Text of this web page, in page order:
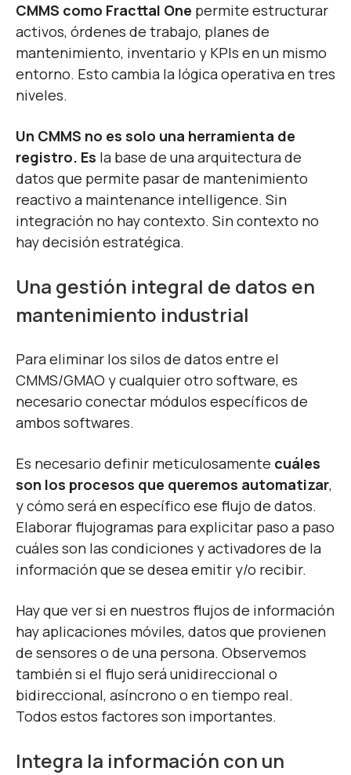
CMMS como Fracttal One permite estructurar
activos, órdenes de trabajo, planes de
mantenimiento, inventario y KPIs en un mismo
entorno. Esto cambia la lógica operativa en tres
niveles.
Un CMMS no es solo una herramienta de
registro. Es la base de una arquitectura de
datos que permite pasar de mantenimiento
reactivo a maintenance intelligence. Sin
integración no hay contexto. Sin contexto no
hay decisión estratégica.
Una gestión integral de datos en
mantenimiento industrial
Para eliminar los silos de datos entre el
CMMS/GMAO y cualquier otro software, es
necesario conectar módulos específicos de
ambos softwares.
Es necesario definir meticulosamente cuáles
son los procesos que queremos automatizar,
y cómo será en específico ese flujo de datos.
Elaborar flujogramas para explicitar paso a paso
cuáles son las condiciones y activadores de la
información que se desea emitir y/o recibir.
Hay que ver si en nuestros flujos de información
hay aplicaciones móviles, datos que provienen
de sensores o de una persona. Observemos
también si el flujo será unidireccional o
bidireccional, asíncrono o en tiempo real.
Todos estos factores son importantes.
Integra la información con un